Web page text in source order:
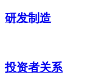
研发制造
投资者关系